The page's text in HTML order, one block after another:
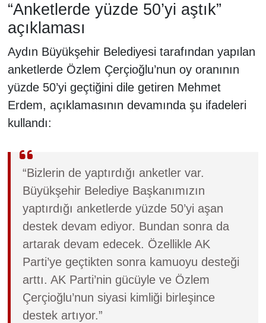
“Anketlerde yüzde 50’yi aştık”
açıklaması
Aydın Büyükşehir Belediyesi tarafından yapılan
anketlerde Özlem Çerçioğlu’nun oy oranının
yüzde 50’yi geçtiğini dile getiren Mehmet
Erdem, açıklamasının devamında şu ifadeleri
kullandı:
“Bizlerin de yaptırdığı anketler var.
Büyükşehir Belediye Başkanımızın
yaptırdığı anketlerde yüzde 50’yi aşan
destek devam ediyor. Bundan sonra da
artarak devam edecek. Özellikle AK
Parti’ye geçtikten sonra kamuoyu desteği
arttı. AK Parti’nin gücüyle ve Özlem
Çerçioğlu’nun siyasi kimliği birleşince
destek artıyor.”